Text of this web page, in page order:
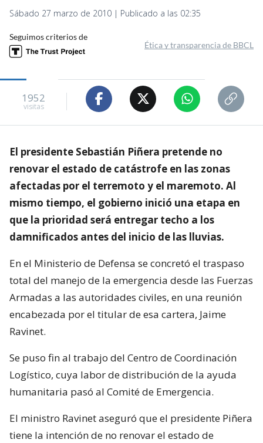
Sábado 27 marzo de 2010 | Publicado a las 02:35
Seguimos criterios de
Ética y transparencia de BBCL
1952
visitas
El presidente Sebastián Piñera pretende no
renovar el estado de catástrofe en las zonas
afectadas por el terremoto y el maremoto. Al
mismo tiempo, el gobierno inició una etapa en
que la prioridad será entregar techo a los
damnificados antes del inicio de las lluvias.
En el Ministerio de Defensa se concretó el traspaso
total del manejo de la emergencia desde las Fuerzas
Armadas a las autoridades civiles, en una reunión
encabezada por el titular de esa cartera, Jaime
Ravinet.
Se puso fin al trabajo del Centro de Coordinación
Logístico, cuya labor de distribución de la ayuda
humanitaria pasó al Comité de Emergencia.
El ministro Ravinet aseguró que el presidente Piñera
tiene la intención de no renovar el estado de